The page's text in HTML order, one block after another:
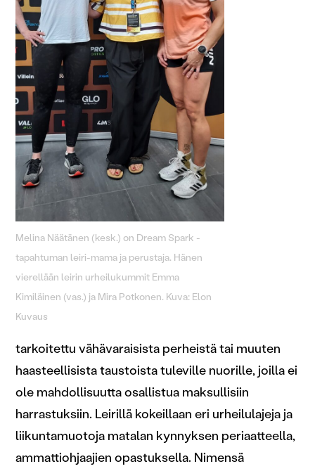
Melina Näätänen (kesk.) on Dream Spark -
tapahtuman leiri-mama ja perustaja. Hänen
vierellään leirin urheilukummit Emma
Kimiläinen (vas.) ja Mira Potkonen. Kuva: Elon
Kuvaus
tarkoitettu vähävaraisista perheistä tai muuten
haasteellisista taustoista tuleville nuorille, joilla ei
ole mahdollisuutta osallistua maksullisiin
harrastuksiin. Leirillä kokeillaan eri urheilulajeja ja
liikuntamuotoja matalan kynnyksen periaatteella,
ammattiohjaajien opastuksella. Nimensä